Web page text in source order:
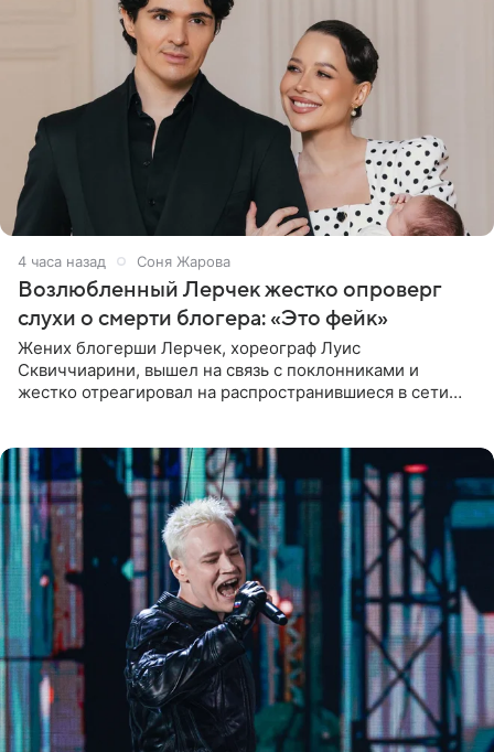
4 часа назад Соня Жарова
Возлюбленный Лерчек жестко опроверг
слухи о смерти блогера: «Это фейк»
Жених блогерши Лерчек, хореограф Луис
Сквиччиарини, вышел на связь с поклонниками и
жестко отреагировал на распространившиеся в сети